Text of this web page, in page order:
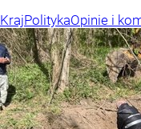
KrajPolitykaOpinie i